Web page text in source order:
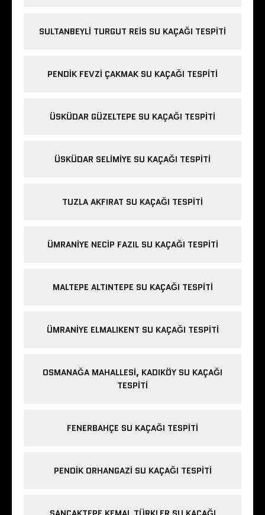
SULTANBEYLI TURGUT REIS SU KAÇAĞI TESPITI
PENDIK FEVZI ÇAKMAK SU KAÇAĞI TESPITI
ÜSKÜDAR GÜZELTEPE SU KAÇAĞI TESPITI
ÜSKÜDAR SELIMIYE SU KAÇAĞI TESPITI
TUZLA AKFIRAT SU KAÇAĞI TESPITI
ÜMRANIYE NECIP FAZIL SU KAÇAĞI TESPITI
MALTEPE ALTINTEPE SU KAÇAĞI TESPITI
ÜMRANIYE ELMALIKENT SU KAÇAĞI TESPITI
OSMANAĞA MAHALLESI, KADIKÖY SU KAÇAĞI
TESPITI
FENERBAHÇE SU KAÇAĞI TESPITI
PENDIK ORHANGAZI SU KAÇAĞI TESPITI